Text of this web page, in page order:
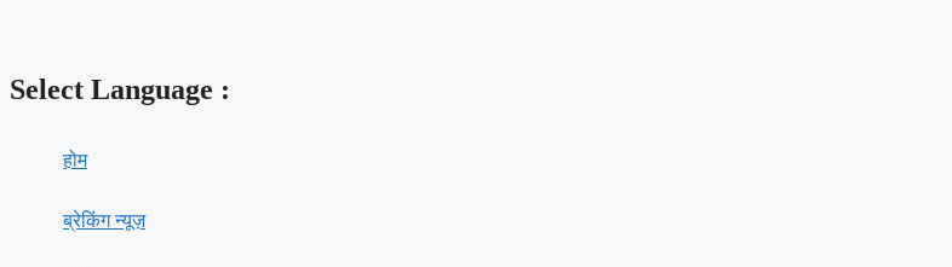
Select Language :
होम
ब्रेकिंग न्यूज़